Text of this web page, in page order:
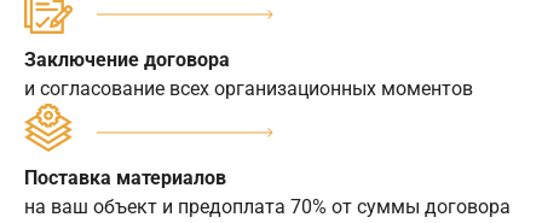
Заключение договора
и согласование всех организационных моментов
Поставка материалов
на ваш объект и предоплата 70% от суммы договора